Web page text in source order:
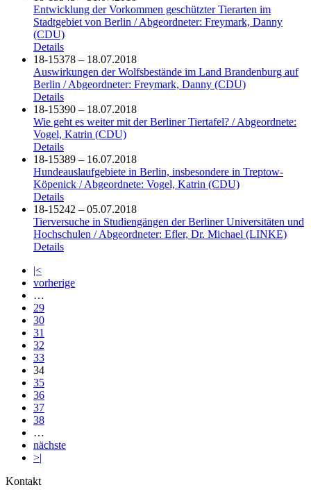
Entwicklung der Vorkommen geschützter Tierarten im
Stadtgebiet von Berlin / Abgeordneter: Freymark, Danny
(CDU)
Details
18-15378 – 18.07.2018
Auswirkungen der Wolfsbestände im Land Brandenburg auf
Berlin / Abgeordneter: Freymark, Danny (CDU)
Details
18-15390 – 18.07.2018
Wie geht es weiter mit der Berliner Tiertafel? / Abgeordnete:
Vogel, Katrin (CDU)
Details
18-15389 – 16.07.2018
Hundeauslaufgebiete in Berlin, insbesondere in Treptow-
Köpenick / Abgeordnete: Vogel, Katrin (CDU)
Details
18-15242 – 05.07.2018
Tierversuche in Studiengängen der Berliner Universitäten und
Hochschulen / Abgeordneter: Efler, Dr. Michael (LINKE)
Details
|<
vorherige
…
29
30
31
32
33
34
35
36
37
38
…
nächste
>|
Kontakt